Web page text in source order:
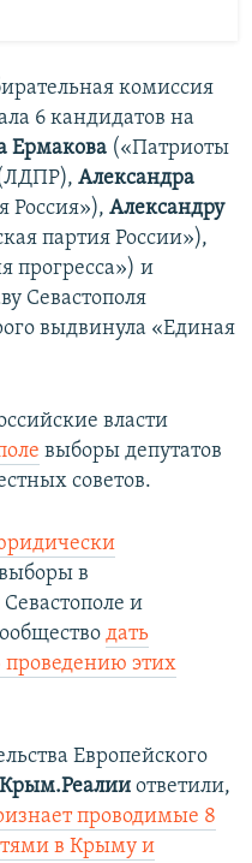
комиссия
6 кандидатов на
Ермакова («Патриоты
Александра
Россия»), Александру
партия России»),
прогресса») и
Севастополя
выдвинула «Единая
власти
выборы депутатов
советов.
в
и
дать
этих
Европейского
Крым.Реалии ответили,
проводимые 8
в Крыму и